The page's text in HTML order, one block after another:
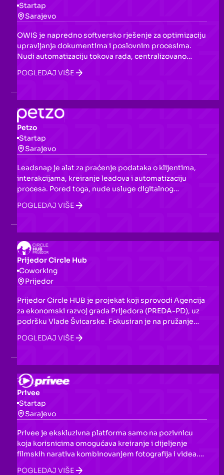
Startap
Sarajevo
OWIS je napredno softversko rješenje za optimizaciju
upravljanja dokumentima i poslovnim procesima.
Nudi automatizaciju tokova rada, centralizovano
skladištenje dokumenata, praćenje u realnom
vremenu i AI ekstrakciju podataka, pomažući
saradnju.
POGLEDAJ VIŠE
Petzo
Startap
Sarajevo
Leadsnap je alat za praćenje podataka o klijentima,
interakcijama, kreiranje leadova i automatizaciju
procesa. Pored toga, nude usluge digitalnog
marketinga, a za upite su dostupni putem telefona i
e-maila.
POGLEDAJ VIŠE
Prijedor Circle Hub
Coworking
Prijedor
Prijedor Circle HUB je projekat koji sprovodi Agencija
za ekonomski razvoj grada Prijedora (PREDA-PD), uz
podršku Vlade Švicarske. Fokusiran je na pružanje
preduzetničkih prilika mladim ljudima kroz startup
akcelerator, edukacije, mentorstvo i razvoj vještina
POGLEDAJ VIŠE
Privee
Startap
Sarajevo
Privee je ekskluzivna platforma samo na pozivnicu
koja korisnicima omogućava kreiranje i dijeljenje
filmskih narativa kombinovanjem fotografija i videa.
Sa naglaskom na privatnost i autentičnost, nudi
POGLEDAJ VIŠE